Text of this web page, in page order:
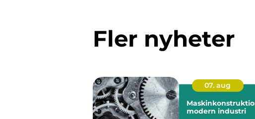
Fler nyheter
07. aug
modern industri